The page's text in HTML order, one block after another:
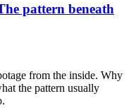
pattern beneath
from the inside. Why
the pattern usually